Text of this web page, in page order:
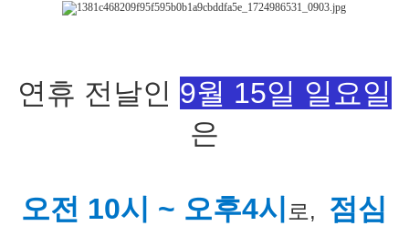
연휴 전날인 9월 15일 일요일
은
오전 10시 ~ 오후4시 로, 점심